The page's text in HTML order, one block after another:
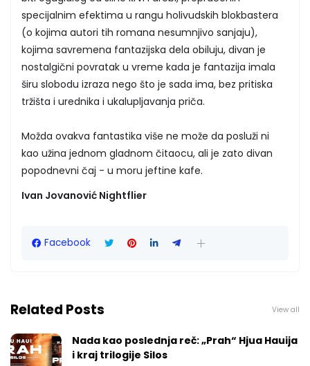
specijalnim efektima u rangu holivudskih blokbastera
(o kojima autori tih romana nesumnjivo sanjaju),
kojima savremena fantazijska dela obiluju, divan je
nostalgični povratak u vreme kada je fantazija imala
širu slobodu izraza nego što je sada ima, bez pritiska
tržišta i urednika i ukalupljavanja priča.
Možda ovakva fantastika više ne može da posluži ni
kao užina jednom gladnom čitaocu, ali je zato divan
popodnevni čaj - u moru jeftine kafe.
Ivan Jovanović Nightflier
Facebook
Related Posts View all
Nada kao poslednja reč: „Prah“ Hjua Hauija
i kraj trilogije Silos